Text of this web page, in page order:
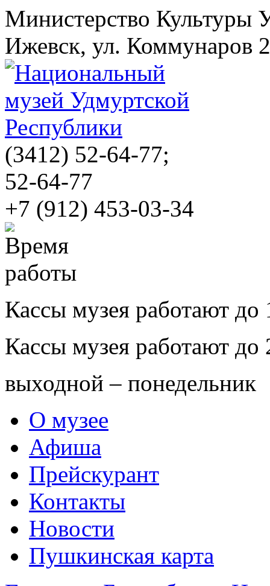
Министерство Культуры
Ижевск, ул. Коммунаров
(3412) 52-64-77;
52-64-77
+7 (912) 453-03-34
Кассы музея работают до
Кассы музея работают
выходной – понедельник
О музее
Афиша
Прейскурант
Контакты
Новости
Пушкинская карта